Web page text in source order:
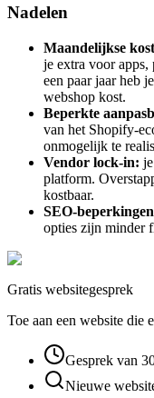
Nadelen
Maandelijkse
je extra voor apps,
een paar jaar heb
webshop kost.
Beperkte
van het Shopify-
onmogelijk te
Vendor lock-in:
platform.
kostbaar.
SEO-
opties zijn minder
Gratis websitegesprek
Toe aan een website die
Gesprek van
Nieuwe